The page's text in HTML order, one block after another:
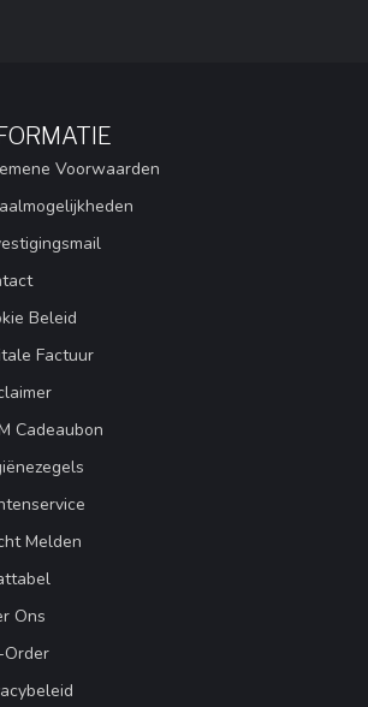
Voorwaarden
Beleid
Factuur
Cadeaubon
Melden
Ons
Order